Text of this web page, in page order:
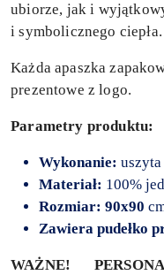
ubiorze, jak i
i symbolicznego ciepła.
Każda apaszka
prezentowe z logo.
Parametry produktu:
Wykonanie:
Materiał: 100%
Rozmiar: 90x90
Zawiera pudełko
WAŻNE!